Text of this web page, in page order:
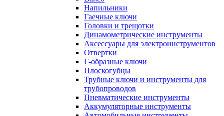
Напильники
Гаечные ключи
Головки и трещотки
Динамометрические инструменты
Аксессуары для электроинструментов
Отвертки
Г-образные ключи
Плоскогубцы
Трубные ключи и инструменты для
трубопроводов
Пневматические инструменты
Аккумуляторные инструменты